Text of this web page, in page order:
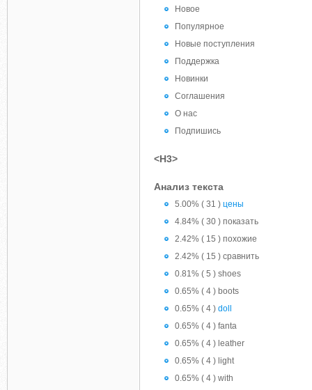
Новое
Популярное
Новые поступления
Поддержка
Новинки
Соглашения
О нас
Подпишись
<H3>
Анализ текста
5.00% ( 31 ) цены
4.84% ( 30 ) показать
2.42% ( 15 ) похожие
2.42% ( 15 ) сравнить
0.81% ( 5 ) shoes
0.65% ( 4 ) boots
0.65% ( 4 ) doll
0.65% ( 4 ) fanta
0.65% ( 4 ) leather
0.65% ( 4 ) light
0.65% ( 4 ) with